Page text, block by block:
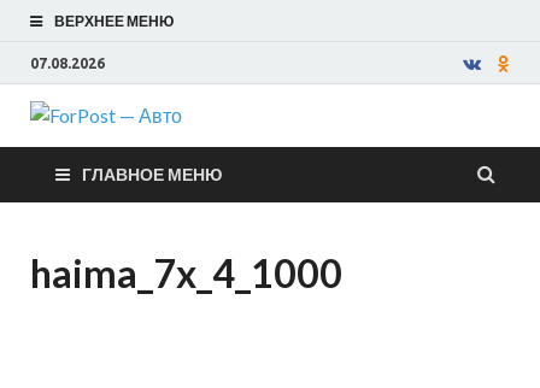
ВЕРХНЕЕ МЕНЮ
07.08.2026
ForPost —
Авто
ГЛАВНОЕ МЕНЮ
haima_7x_4_1000